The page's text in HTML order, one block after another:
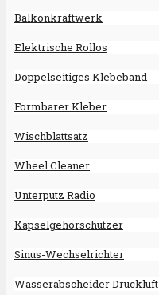
Balkonkraftwerk
Elektrische Rollos
Doppelseitiges Klebeband
Formbarer Kleber
Wischblattsatz
Wheel Cleaner
Unterputz Radio
Kapselgehörschützer
Sinus-Wechselrichter
Wasserabscheider Druckluft